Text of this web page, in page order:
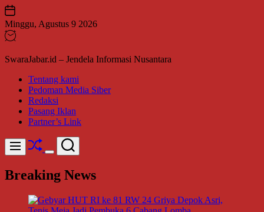
Skip
to
content
Minggu, Agustus 9 2026
SwaraJabar.id – Jendela Informasi Nusantara
Tentang kami
Pedoman Media Siber
Redaksi
Pasang Iklan
Partner’s Link
Menu Shuffle
Switch
mode
Search
Breaking News